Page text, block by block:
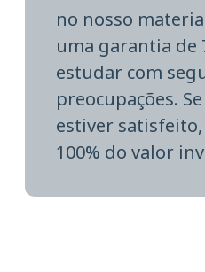
no nosso
uma garantia de
estudar com
preocupações.
estiver
100% do valor